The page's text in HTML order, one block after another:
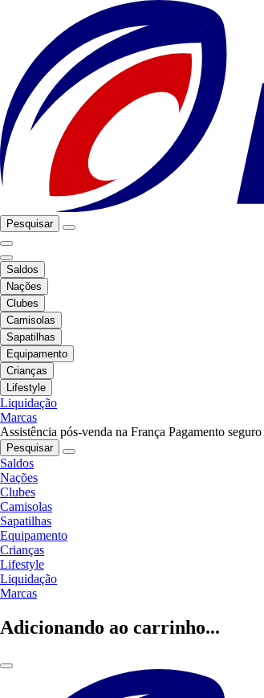
Pesquisar
Saldos
Nações
Clubes
Camisolas
Sapatilhas
Equipamento
Crianças
Lifestyle
Liquidação
Marcas
Assistência pós-venda na França Pagamento seguro
Pesquisar
Saldos
Nações
Clubes
Camisolas
Sapatilhas
Equipamento
Crianças
Lifestyle
Liquidação
Marcas
Adicionando ao carrinho...